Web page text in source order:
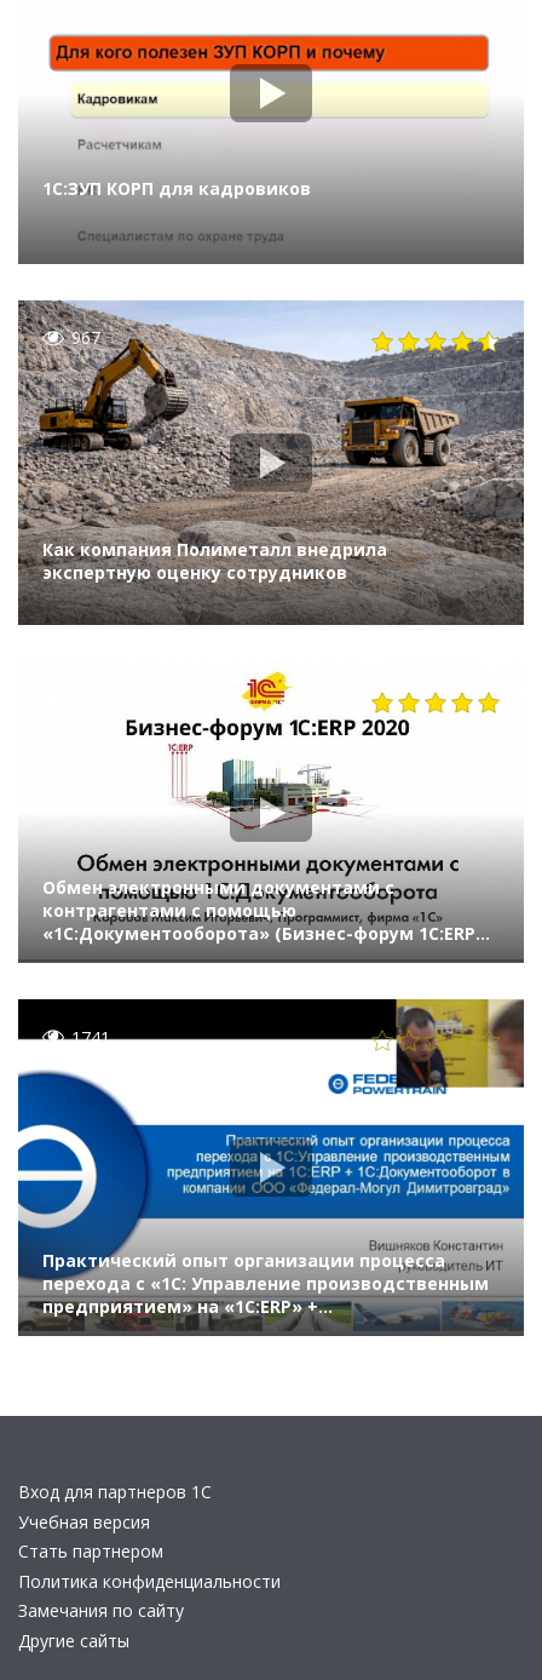
1С:ЗУП КОРП для кадровиков
967
Как компания Полиметалл внедрила
экспертную оценку сотрудников
Обмен электронными документами с
контрагентами с помощью
«1С:Документооборота» (Бизнес-форум 1С:ERP
онлайн 18 ноября 2020 г., Коробов Максим, «1С»)
1741
Практический опыт организации процесса
перехода с «1С: Управление производственным
предприятием» на «1С:ERP» +
«1С:Документооборот» в компании «Федерал-
Вход для партнеров 1С
Учебная версия
Стать партнером
Политика конфиденциальности
Замечания по сайту
Другие сайты